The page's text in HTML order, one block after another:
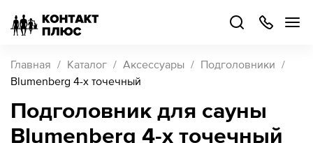
Главная Каталог Аксессуары
Подголовники
Blumenberg 4-х точечный
Подголовник для сауны
Blumenberg 4-х точечный
499
504-
48
Каталог
товаров
Стать
партнером